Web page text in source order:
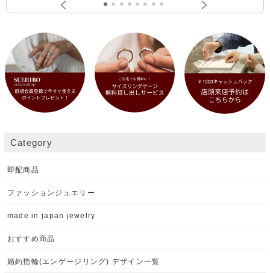
Category
即配商品
ファッションジュエリー
made in japan jewelry
おすすめ商品
婚約指輪(エンゲージリング) デザイン一覧